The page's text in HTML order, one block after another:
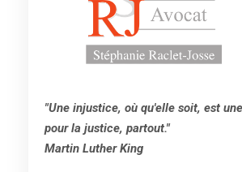
"Une injustice, où qu'elle soit, est
pour la justice, partout."
Martin Luther King